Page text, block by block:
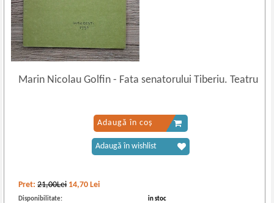
Marin Nicolau Golfin- Fata senatorului Tiberiu. Teatru
Pret:21,00Lei 14,70 Lei
Disponibilitate:
in stoc
Adaugă în coș
Adaugă în wishlist